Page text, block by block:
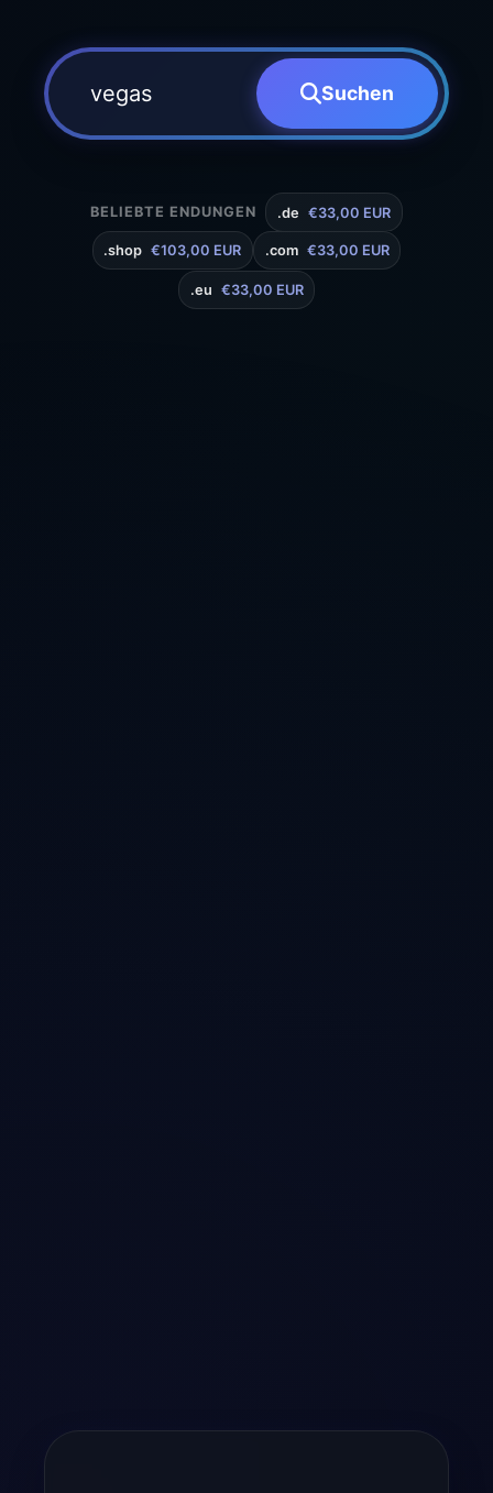
Suchen
BELIEBTE ENDUNGEN .de €33,00 EUR
.shop €103,00 EUR .com €33,00 EUR
.eu €33,00 EUR